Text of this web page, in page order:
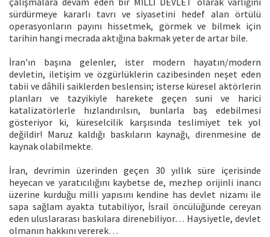
sürdürmeye kararlı tavrı ve siyasetini hedef alan örtülü
operasyonların payını hissetmek, görmek ve bilmek için
tarihin hangi mecrada aktığına bakmak yeter de artar bile.
İran'ın başına gelenler, ister modern hayatın/modern
devletin, iletişim ve özgürlüklerin cazibesinden neşet eden
tabii ve dâhili saiklerden beslensin; isterse küresel aktörlerin
planları ve tazyikiyle harekete geçen suni ve harici
katalizatörlerle hızlandırılsın, bunlarla baş edebilmesi
gösteriyor ki, küreselcilik karşısında teslimiyet tek yol
değildir! Maruz kaldığı baskıların kaynağı, direnmesine de
kaynak olabilmekte.
İran, devrimin üzerinden geçen 30 yıllık süre içerisinde
heyecan ve yaratıcılığını kaybetse de, mezhep orijinli inancı
üzerine kurduğu milli yapısını kendine has devlet nizamı ile
sapa sağlam ayakta tutabiliyor, İsrail öncülüğünde cereyan
eden uluslararası baskılara direnebiliyor… Haysiyetle, devlet
olmanın hakkını vererek…